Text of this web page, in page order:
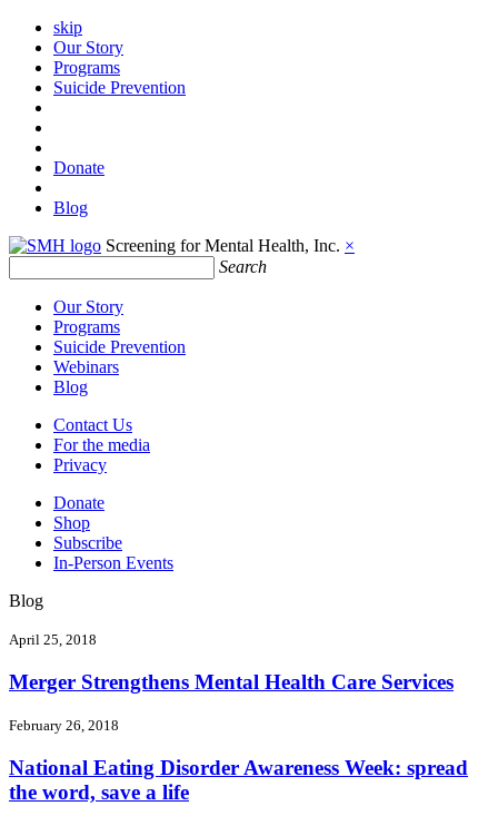
skip
Our Story
Programs
Suicide Prevention
Donate
Blog
Screening for Mental Health, Inc. ×
Search
Our Story
Programs
Suicide Prevention
Webinars
Blog
Contact Us
For the media
Privacy
Donate
Shop
Subscribe
In-Person Events
Blog
April 25, 2018
Merger Strengthens Mental Health Care Services
February 26, 2018
National Eating Disorder Awareness Week: spread
the word, save a life